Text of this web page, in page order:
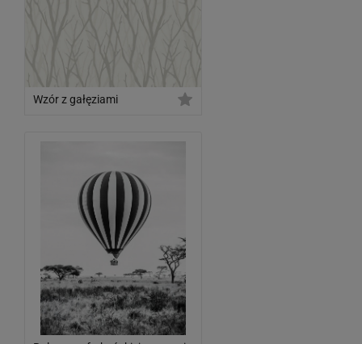
Wzór z gałęziami